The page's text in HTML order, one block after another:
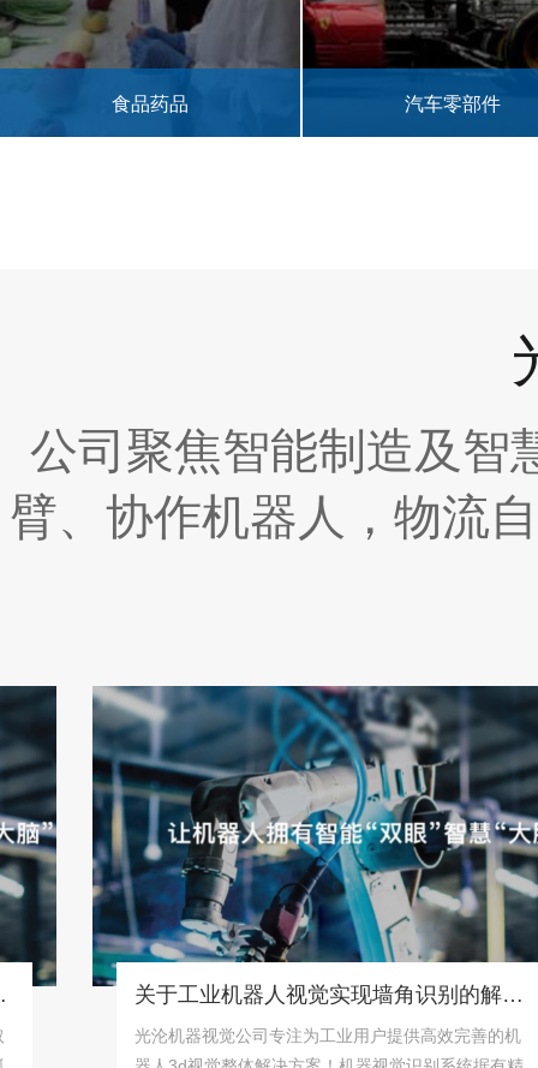
汽车零部件 纺织行业
公司聚焦智能制造及智
臂、协作机器人，物流
关于工业机器人视觉实现墙角识别的解决方案！
光沦机器视觉公司专注为工业用户提供高效完善的机